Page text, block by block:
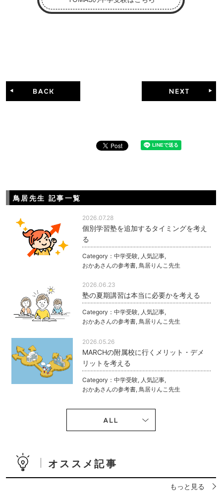
鳥居先生 記事一覧
2026.07.28
個別学習塾を追加するタイミングを考え
る
Category：中学受験, 人気記事,
おかあさんの参考書, 鳥居りんこ先生
2026.06.23
塾の夏期講習は本当に必要かを考える
Category：中学受験, 人気記事,
おかあさんの参考書, 鳥居りんこ先生
2026.05.26
MARCHの附属校に行くメリット・デメ
リットを考える
Category：中学受験, 人気記事,
おかあさんの参考書, 鳥居りんこ先生
オススメ記事
もっと見る